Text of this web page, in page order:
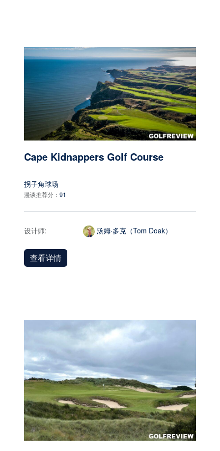
Cape Kidnappers Golf Course
拐子角球场
漫谈推荐分： 91
设计师: 汤姆·多克（Tom Doak）
查看详情